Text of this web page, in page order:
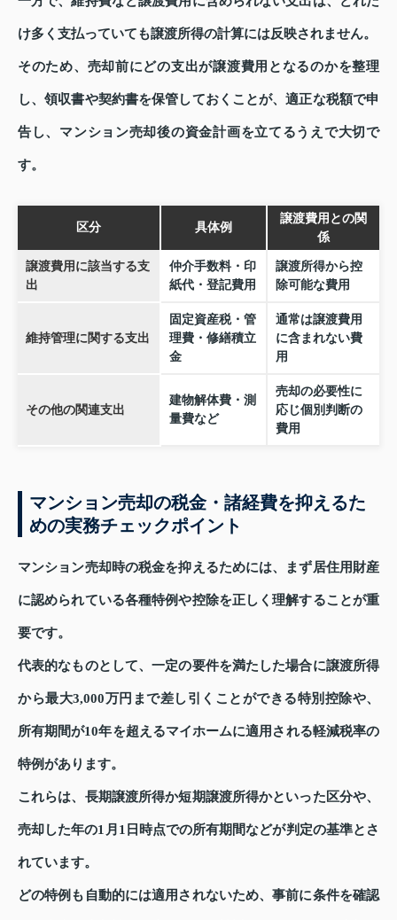
け多く支払っていても譲渡所得の計算には反映されません。
そのため、売却前にどの支出が譲渡費用となるのかを整理
し、領収書や契約書を保管しておくことが、適正な税額で申
告し、マンション売却後の資金計画を立てるうえで大切で
す。
区分 具体例
譲渡費用との関
係
譲渡費用に該当する支
出
仲介手数料・印
紙代・登記費用
譲渡所得から控
除可能な費用
維持管理に関する支出
固定資産税・管
理費・修繕積立
金
通常は譲渡費用
に含まれない費
用
その他の関連支出
建物解体費・測
量費など
売却の必要性に
応じ個別判断の
費用
マンション売却の税金・諸経費を抑えるた
めの実務チェックポイント
マンション売却時の税金を抑えるためには、まず居住用財産
に認められている各種特例や控除を正しく理解することが重
要です。
代表的なものとして、一定の要件を満たした場合に譲渡所得
から最大3,000万円まで差し引くことができる特別控除や、
所有期間が10年を超えるマイホームに適用される軽減税率の
特例があります。
これらは、長期譲渡所得か短期譲渡所得かといった区分や、
売却した年の1月1日時点での所有期間などが判定の基準とさ
れています。
どの特例も自動的には適用されないため、事前に条件を確認